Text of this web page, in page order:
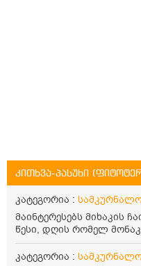
კითხვა-პასუხი
კატეგორია :
მაინტერესებს მიხაკის
წესი, დღის რომელ
არის სასარგებლო და
კატეგორია :